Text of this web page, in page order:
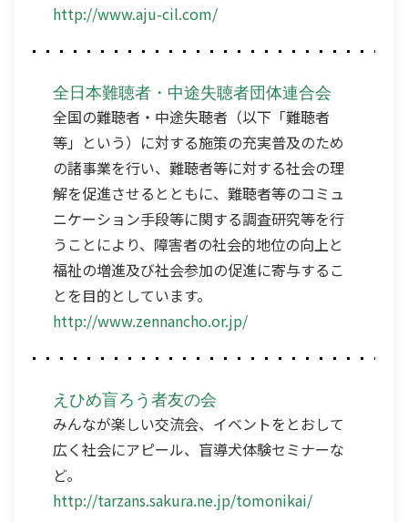
http://www.aju-cil.com/
全日本難聴者・中途失聴者団体連合会
全国の難聴者・中途失聴者（以下「難聴者
等」という）に対する施策の充実普及のため
の諸事業を行い、難聴者等に対する社会の理
解を促進させるとともに、難聴者等のコミュ
ニケーション手段等に関する調査研究等を行
うことにより、障害者の社会的地位の向上と
福祉の増進及び社会参加の促進に寄与するこ
とを目的としています。
http://www.zennancho.or.jp/
えひめ盲ろう者友の会
みんなが楽しい交流会、イベントをとおして
広く社会にアピール、盲導犬体験セミナーな
ど。
http://tarzans.sakura.ne.jp/tomonikai/